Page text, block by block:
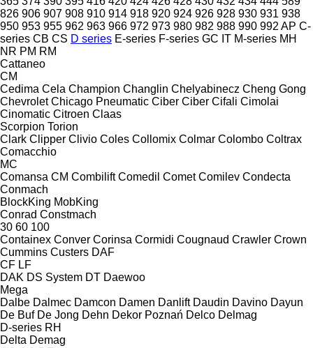
826 906 907 908 910 914 918 920 924 926 928 930 931 938
950 953 955 962 963 966 972 973 980 982 988 990 992 AP C-
series CB CS D series E-series F-series GC IT M-series MH
NR PM RM
Cattaneo
CM
Cedima Cela Champion Changlin Chelyabinecz Cheng Gong
Chevrolet Chicago Pneumatic Ciber Ciber Cifali Cimolai
Cinomatic Citroen Claas
Scorpion Torion
Clark Clipper Clivio Coles Collomix Colmar Colombo Coltrax
Comacchio
MC
Comansa CM Combilift Comedil Comet Comilev Condecta
Conmach
BlockKing MobKing
Conrad Constmach
30 60 100
Containex Conver Corinsa Cormidi Cougnaud Crawler Crown
Cummins Custers DAF
CF LF
DAK DS System DT Daewoo
Mega
Dalbe Dalmec Damcon Damen Danlift Daudin Davino Dayun
De Buf De Jong Dehn Dekor Poznań Delco Delmag
D-series RH
Delta Demag